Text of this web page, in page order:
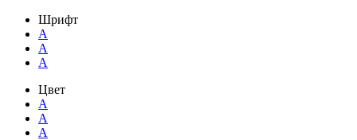
Шрифт
A
A
A
Цвет
A
A
A